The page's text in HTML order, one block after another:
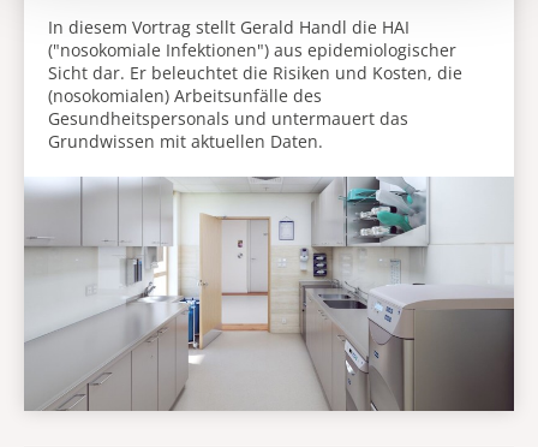
In diesem Vortrag stellt Gerald Handl die HAI
("nosokomiale Infektionen") aus epidemiologischer
Sicht dar. Er beleuchtet die Risiken und Kosten, die
(nosokomialen) Arbeitsunfälle des
Gesundheitspersonals und untermauert das
Grundwissen mit aktuellen Daten.